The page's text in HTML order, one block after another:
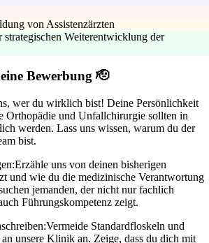
von Assistenzärzten
Weiterentwicklung der
Bewerbung 🫡
wer du wirklich bist! Deine Persönlichkeit
Orthopädie und Unfallchirurgie sollten in
werden. Lass uns wissen, warum du der
bist.
Erzähle uns von deinen bisherigen
und wie du die medizinische Verantwortung
jemanden, der nicht nur fachlich
Führungskompetenz zeigt.
Vermeide Standardfloskeln und
unsere Klinik an. Zeige, dass du dich mit